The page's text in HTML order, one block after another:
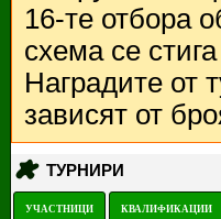
16-те отбора
схема се
Наградите от
зависят от
ТУРНИРИ
УЧАСТНИЦИ КВАЛИФИКАЦИИ